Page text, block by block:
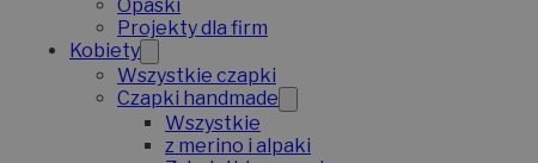
Opaski
Projekty dla firm
Kobiety
Wszystkie czapki
Czapki handmade
Wszystkie
z merino i alpaki